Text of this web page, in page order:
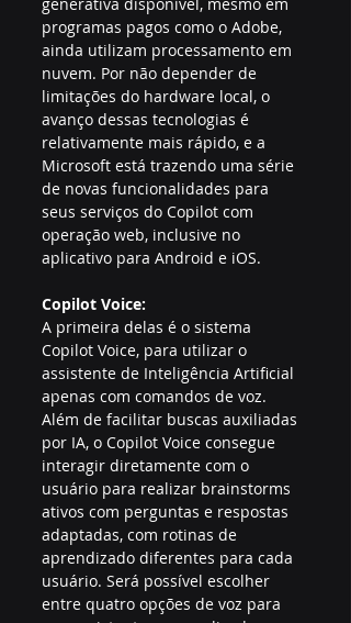
programas pagos como o Adobe,
ainda utilizam processamento em
nuvem. Por não depender de
limitações do hardware local, o
avanço dessas tecnologias é
relativamente mais rápido, e a
Microsoft está trazendo uma série
de novas funcionalidades para
seus serviços do Copilot com
operação web, inclusive no
aplicativo para Android e iOS.
Copilot Voice:
A primeira delas é o sistema
Copilot Voice, para utilizar o
assistente de Inteligência Artificial
apenas com comandos de voz.
Além de facilitar buscas auxiliadas
por IA, o Copilot Voice consegue
interagir diretamente com o
usuário para realizar brainstorms
ativos com perguntas e respostas
adaptadas, com rotinas de
aprendizado diferentes para cada
usuário. Será possível escolher
entre quatro opções de voz para